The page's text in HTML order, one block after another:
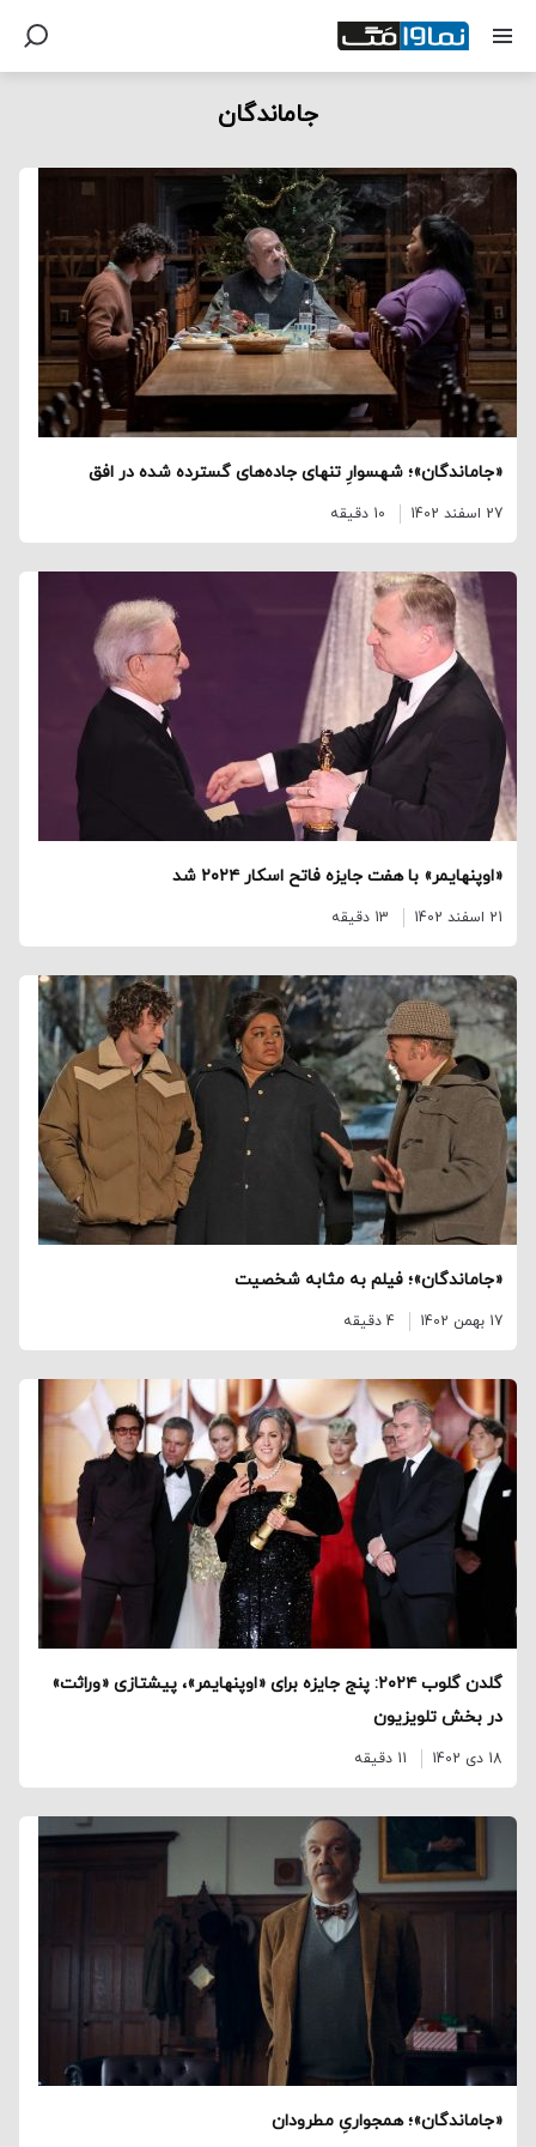
جاماندگان
«جاماندگان»؛ شهسوارِ تنهای جاده‌های گسترده شده در افق
27 اسفند 1402 10 دقیقه
«اوپنهایمر» با هفت جایزه فاتح اسکار ۲۰۲۴ شد
21 اسفند 1402 13 دقیقه
«جاماندگان»؛ فیلم به مثابه شخصیت
17 بهمن 1402 4 دقیقه
گلدن گلوب ۲۰۲۴: پنج جایزه برای «اوپنهایمر»، پیشتازی «وراثت»
در بخش تلویزیون
18 دی 1402 11 دقیقه
«جاماندگان»؛ همجواریِ مطرودان